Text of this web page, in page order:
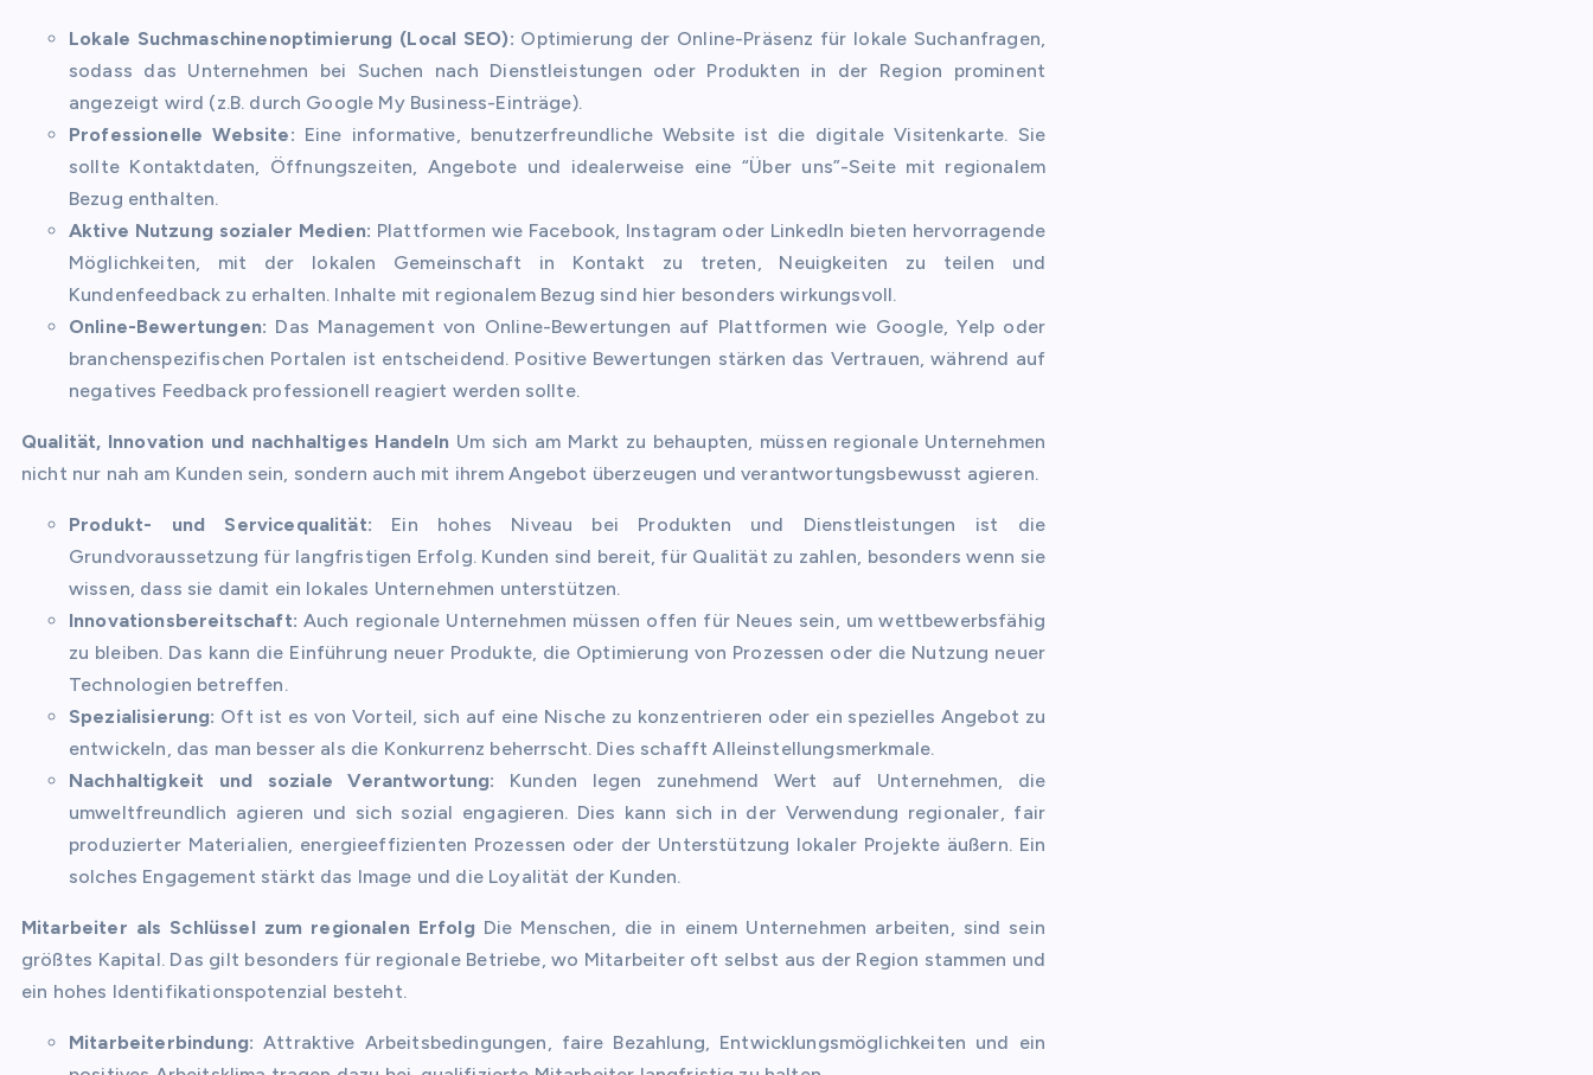
Lokale Suchmaschinenoptimierung (Local SEO): Optimierung der Online-Präsenz für lokale Suchanfragen,
sodass das Unternehmen bei Suchen nach Dienstleistungen oder Produkten in der Region prominent
angezeigt wird (z.B. durch Google My Business-Einträge).
Professionelle Website: Eine informative, benutzerfreundliche Website ist die digitale Visitenkarte. Sie
sollte Kontaktdaten, Öffnungszeiten, Angebote und idealerweise eine “Über uns”-Seite mit regionalem
Bezug enthalten.
Aktive Nutzung sozialer Medien: Plattformen wie Facebook, Instagram oder LinkedIn bieten hervorragende
Möglichkeiten, mit der lokalen Gemeinschaft in Kontakt zu treten, Neuigkeiten zu teilen und
Kundenfeedback zu erhalten. Inhalte mit regionalem Bezug sind hier besonders wirkungsvoll.
Online-Bewertungen: Das Management von Online-Bewertungen auf Plattformen wie Google, Yelp oder
branchenspezifischen Portalen ist entscheidend. Positive Bewertungen stärken das Vertrauen, während auf
negatives Feedback professionell reagiert werden sollte.
Qualität, Innovation und nachhaltiges Handeln Um sich am Markt zu behaupten, müssen regionale Unternehmen
nicht nur nah am Kunden sein, sondern auch mit ihrem Angebot überzeugen und verantwortungsbewusst agieren.
Produkt- und Servicequalität: Ein hohes Niveau bei Produkten und Dienstleistungen ist die
Grundvoraussetzung für langfristigen Erfolg. Kunden sind bereit, für Qualität zu zahlen, besonders wenn sie
wissen, dass sie damit ein lokales Unternehmen unterstützen.
Innovationsbereitschaft: Auch regionale Unternehmen müssen offen für Neues sein, um wettbewerbsfähig
zu bleiben. Das kann die Einführung neuer Produkte, die Optimierung von Prozessen oder die Nutzung neuer
Technologien betreffen.
Spezialisierung: Oft ist es von Vorteil, sich auf eine Nische zu konzentrieren oder ein spezielles Angebot zu
entwickeln, das man besser als die Konkurrenz beherrscht. Dies schafft Alleinstellungsmerkmale.
Nachhaltigkeit und soziale Verantwortung: Kunden legen zunehmend Wert auf Unternehmen, die
umweltfreundlich agieren und sich sozial engagieren. Dies kann sich in der Verwendung regionaler, fair
produzierter Materialien, energieeffizienten Prozessen oder der Unterstützung lokaler Projekte äußern. Ein
solches Engagement stärkt das Image und die Loyalität der Kunden.
Mitarbeiter als Schlüssel zum regionalen Erfolg Die Menschen, die in einem Unternehmen arbeiten, sind sein
größtes Kapital. Das gilt besonders für regionale Betriebe, wo Mitarbeiter oft selbst aus der Region stammen und
ein hohes Identifikationspotenzial besteht.
Mitarbeiterbindung: Attraktive Arbeitsbedingungen, faire Bezahlung, Entwicklungsmöglichkeiten und ein